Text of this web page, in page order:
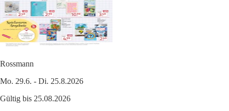
Rossmann
Mo. 29.6. - Di. 25.8.2026
Gültig bis 25.08.2026